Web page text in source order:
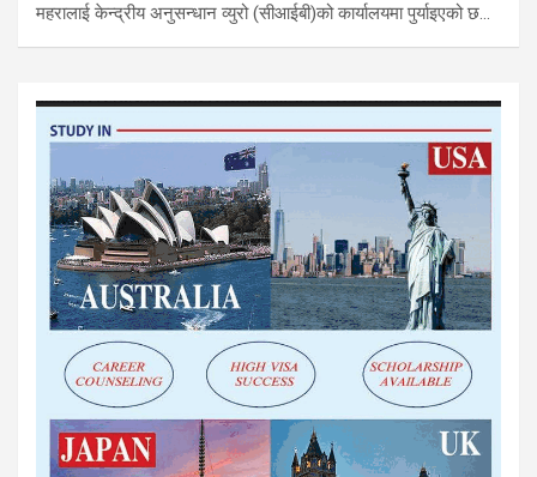
महरालाई केन्द्रीय अनुसन्धान व्युरो (सीआईबी)को कार्यालयमा पुर्याइएको छ…